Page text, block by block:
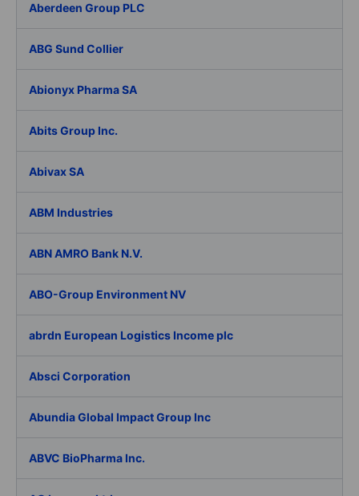
Aberdeen Group PLC
ABG Sund Collier
Abionyx Pharma SA
Abits Group Inc.
Abivax SA
ABM Industries
ABN AMRO Bank N.V.
ABO-Group Environment NV
abrdn European Logistics Income plc
Absci Corporation
Abundia Global Impact Group Inc
ABVC BioPharma Inc.